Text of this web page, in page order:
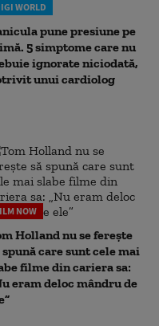
WORLD
pune presiune pe
5 simptome care nu
ignorate niciodată,
unui cardiolog
NOW
Holland nu se ferește
spună care sunt cele mai
filme din cariera sa:
eram deloc mândru de